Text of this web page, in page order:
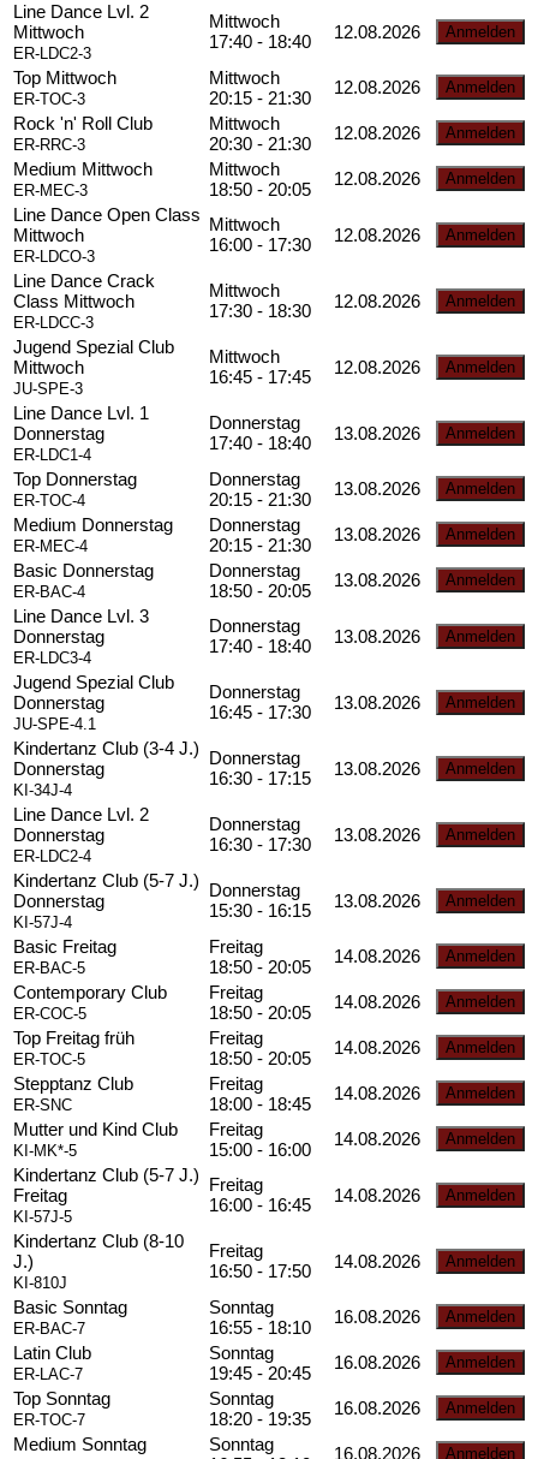
Line Dance Lvl. 2
Mittwoch
ER-LDC2-3
Mittwoch
17:40 - 18:40
12.08.2026
Top Mittwoch
ER-TOC-3
Mittwoch
20:15 - 21:30
12.08.2026
Rock 'n' Roll Club
ER-RRC-3
Mittwoch
20:30 - 21:30
12.08.2026
Medium Mittwoch
ER-MEC-3
Mittwoch
18:50 - 20:05
12.08.2026
Line Dance Open Class
Mittwoch
ER-LDCO-3
Mittwoch
16:00 - 17:30
12.08.2026
Line Dance Crack
Class Mittwoch
ER-LDCC-3
Mittwoch
17:30 - 18:30
12.08.2026
Jugend Spezial Club
Mittwoch
JU-SPE-3
Mittwoch
16:45 - 17:45
12.08.2026
Line Dance Lvl. 1
Donnerstag
ER-LDC1-4
Donnerstag
17:40 - 18:40
13.08.2026
Top Donnerstag
ER-TOC-4
Donnerstag
20:15 - 21:30
13.08.2026
Medium Donnerstag
ER-MEC-4
Donnerstag
20:15 - 21:30
13.08.2026
Basic Donnerstag
ER-BAC-4
Donnerstag
18:50 - 20:05
13.08.2026
Line Dance Lvl. 3
Donnerstag
ER-LDC3-4
Donnerstag
17:40 - 18:40
13.08.2026
Jugend Spezial Club
Donnerstag
JU-SPE-4.1
Donnerstag
16:45 - 17:30
13.08.2026
Kindertanz Club (3-4 J.)
Donnerstag
KI-34J-4
Donnerstag
16:30 - 17:15
13.08.2026
Line Dance Lvl. 2
Donnerstag
ER-LDC2-4
Donnerstag
16:30 - 17:30
13.08.2026
Kindertanz Club (5-7 J.)
Donnerstag
KI-57J-4
Donnerstag
15:30 - 16:15
13.08.2026
Basic Freitag
ER-BAC-5
Freitag
18:50 - 20:05
14.08.2026
Contemporary Club
ER-COC-5
Freitag
18:50 - 20:05
14.08.2026
Top Freitag früh
ER-TOC-5
Freitag
18:50 - 20:05
14.08.2026
Stepptanz Club
ER-SNC
Freitag
18:00 - 18:45
14.08.2026
Mutter und Kind Club
KI-MK*-5
Freitag
15:00 - 16:00
14.08.2026
Kindertanz Club (5-7 J.)
Freitag
KI-57J-5
Freitag
16:00 - 16:45
14.08.2026
Kindertanz Club (8-10
J.)
KI-810J
Freitag
16:50 - 17:50
14.08.2026
Basic Sonntag
ER-BAC-7
Sonntag
16:55 - 18:10
16.08.2026
Latin Club
ER-LAC-7
Sonntag
19:45 - 20:45
16.08.2026
Top Sonntag
ER-TOC-7
Sonntag
18:20 - 19:35
16.08.2026
Medium Sonntag
Sonntag
16.08.2026